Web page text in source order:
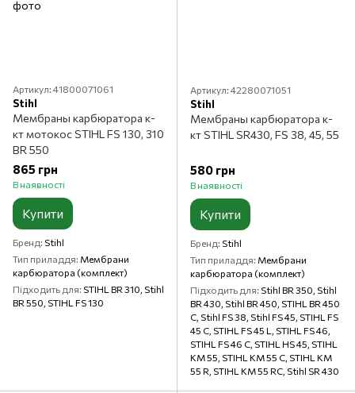
Артикул: 41800071061
Stihl
Мембраны карбюратора к-
кт мотокос STIHL FS 130, 310
BR 550
865 грн
В наявності
Купити
Бренд Stihl
Тип приладдя Мембрани
карбюратора (комплект)
Підходить для STIHL BR 310, Stihl
BR 550, STIHL FS 130
Артикул: 42280071051
Stihl
Мембраны карбюратора к-
кт STIHL SR430, FS 38, 45, 55
580 грн
В наявності
Купити
Бренд Stihl
Тип приладдя Мембрани
карбюратора (комплект)
Підходить для Stihl BR 350, Stihl
BR 430, Stihl BR 450, STIHL BR 450
C, Stihl FS 38, Stihl FS 45, STIHL FS
45 C, STIHL FS 45 L, STIHL FS 46,
STIHL FS 46 C, STIHL HS 45, STIHL
KM 55, STIHL KM 55 C, STIHL KM
55 R, STIHL KM 55 RC, Stihl SR 430